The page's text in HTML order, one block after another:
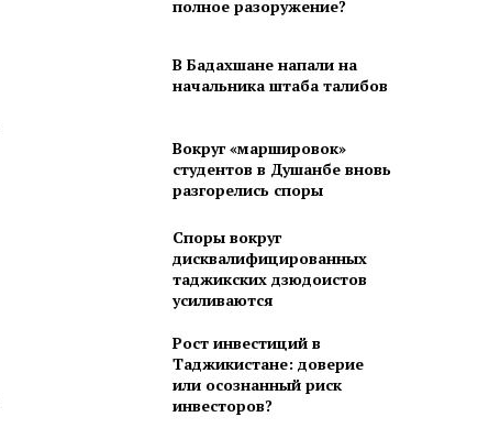
полное разоружение?
В Бадахшане напали на
начальника штаба талибов
Вокруг «маршировок»
студентов в Душанбе вновь
разгорелись споры
Споры вокруг
дисквалифицированных
таджикских дзюдоистов
усиливаются
Рост инвестиций в
Таджикистане: доверие
или осознанный риск
инвесторов?